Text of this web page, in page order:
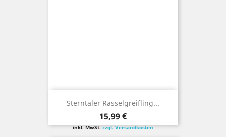
Sterntaler Rasselgreifling...
Preis
15,99 €
inkl. MwSt.zzgl. Versandkosten